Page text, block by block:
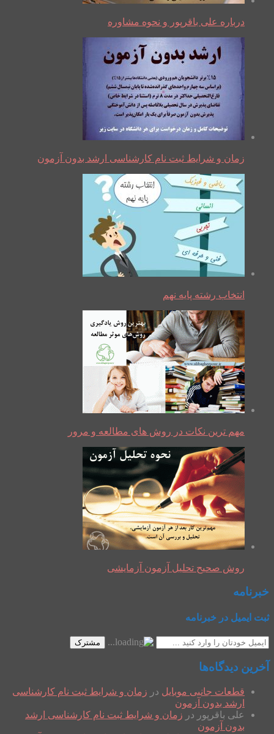
درباره علی باقرپور و نحوه مشاوره
زمان و شرایط ثبت نام کارشناسی ارشد بدون آزمون
انتخاب رشته پایه نهم
مهم ترین نکات در روش های مطالعه و مرور
روش صحیح تحلیل آزمون آزمایشی
خبرنامه
ثبت ایمیل در خبرنامه
مشترک
آخرین دیدگاه‌ها
قطعات جانبی موبایل در زمان و شرایط ثبت نام کارشناسی
ارشد بدون آزمون
علی باقرپور در زمان و شرایط ثبت نام کارشناسی ارشد
بدون آزمون